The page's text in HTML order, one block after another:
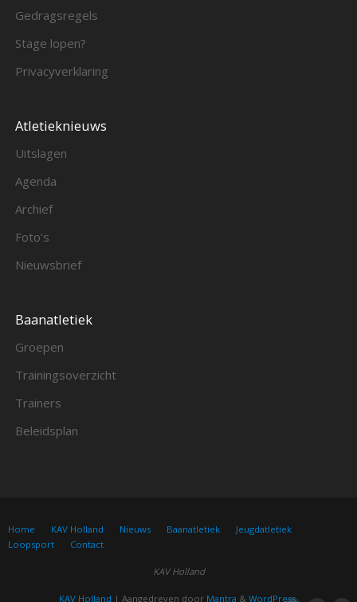
Gedragsregels
Stage lopen?
Privacyverklaring
Atletieknieuws
Uitslagen
Agenda
Archief
Foto’s
Nieuwsbrief
Baanatletiek
Groepen
Trainingsoverzicht
Trainers
Beleidsplan
Home KAV Holland Nieuws Baanatletiek
Jeugdatletiek
Loopsport
Contact
KAV Holland
KAV Holland | Aangedreven door Mantra & WordPress.